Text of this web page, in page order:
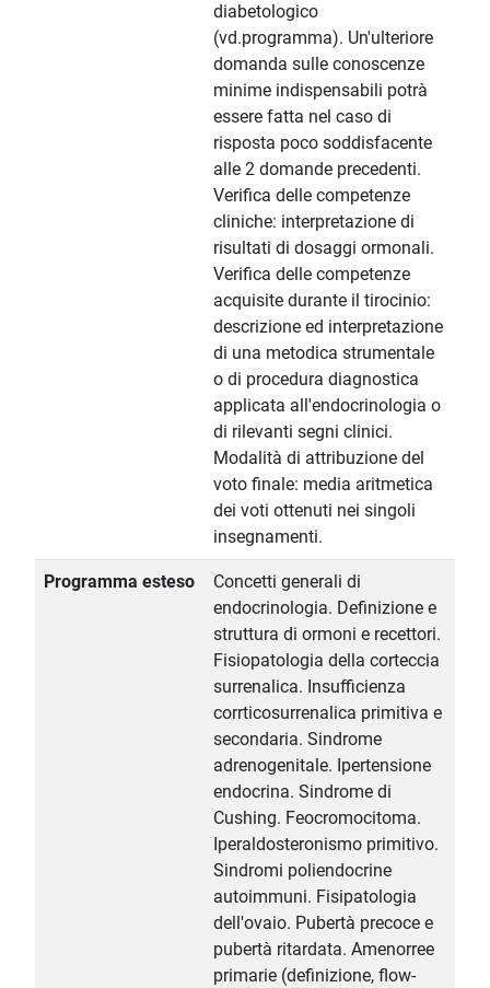
diabetologico
(vd.programma). Un'ulteriore
domanda sulle conoscenze
minime indispensabili potrà
essere fatta nel caso di
risposta poco soddisfacente
alle 2 domande precedenti.
Verifica delle competenze
cliniche: interpretazione di
risultati di dosaggi ormonali.
Verifica delle competenze
acquisite durante il tirocinio:
descrizione ed interpretazione
di una metodica strumentale
o di procedura diagnostica
applicata all'endocrinologia o
di rilevanti segni clinici.
Modalità di attribuzione del
voto finale: media aritmetica
dei voti ottenuti nei singoli
insegnamenti.
Programma esteso
Concetti generali di
endocrinologia. Definizione e
struttura di ormoni e recettori.
Fisiopatologia della corteccia
surrenalica. Insufficienza
corrticosurrenalica primitiva e
secondaria. Sindrome
adrenogenitale. Ipertensione
endocrina. Sindrome di
Cushing. Feocromocitoma.
Iperaldosteronismo primitivo.
Sindromi poliendocrine
autoimmuni. Fisipatologia
dell'ovaio. Pubertà precoce e
pubertà ritardata. Amenorree
primarie (definizione, flow-